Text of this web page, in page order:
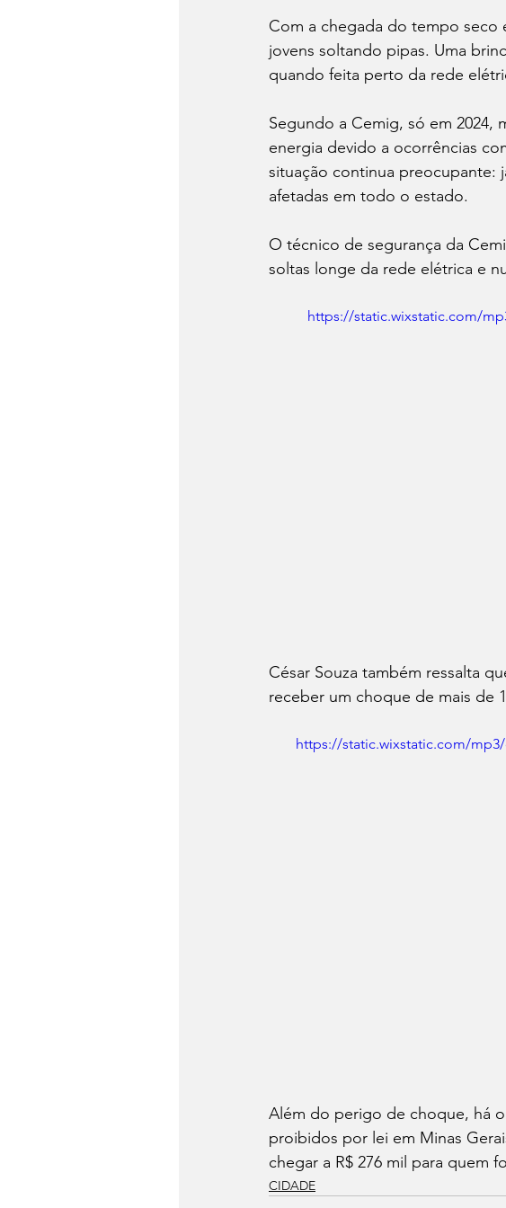
Com a chegada do tempo seco
jovens soltando pipas. Uma
quando feita perto da rede
Segundo a Cemig, só em 2024,
energia devido a ocorrências
situação continua preocupante:
afetadas em todo o estado.
O técnico de segurança da
soltas longe da rede elétrica e
https://static.wixstatic.com/
César Souza também ressalta
receber um choque de mais de
https://static.wixstatic.com/mp3/
Além do perigo de choque, há
proibidos por lei em Minas
chegar a R$ 276 mil para quem
CIDADE